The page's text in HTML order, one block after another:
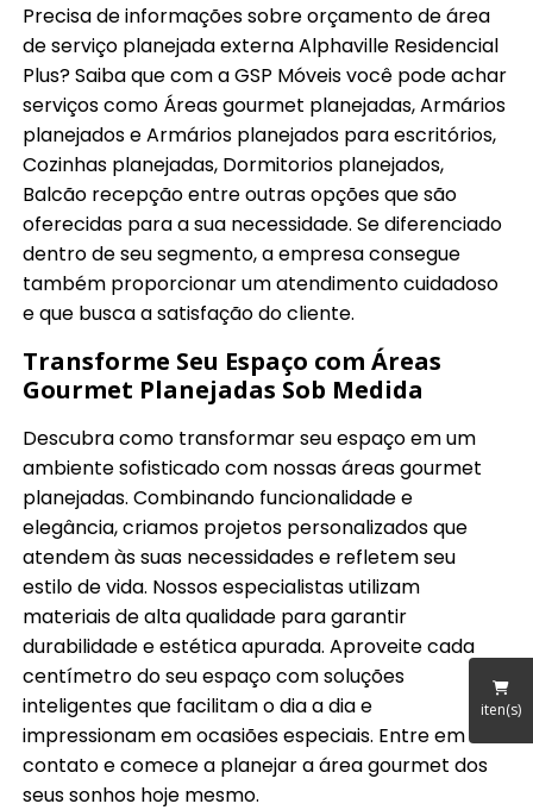
iten(s)
Precisa de informações sobre orçamento de área
de serviço planejada externa Alphaville Residencial
Plus? Saiba que com a GSP Móveis você pode achar
serviços como Áreas gourmet planejadas, Armários
planejados e Armários planejados para escritórios,
Cozinhas planejadas, Dormitorios planejados,
Balcão recepção entre outras opções que são
oferecidas para a sua necessidade. Se diferenciado
dentro de seu segmento, a empresa consegue
também proporcionar um atendimento cuidadoso
e que busca a satisfação do cliente.
Transforme Seu Espaço com Áreas
Gourmet Planejadas Sob Medida
Descubra como transformar seu espaço em um
ambiente sofisticado com nossas áreas gourmet
planejadas. Combinando funcionalidade e
elegância, criamos projetos personalizados que
atendem às suas necessidades e refletem seu
estilo de vida. Nossos especialistas utilizam
materiais de alta qualidade para garantir
durabilidade e estética apurada. Aproveite cada
centímetro do seu espaço com soluções
inteligentes que facilitam o dia a dia e
impressionam em ocasiões especiais. Entre em
contato e comece a planejar a área gourmet dos
seus sonhos hoje mesmo.